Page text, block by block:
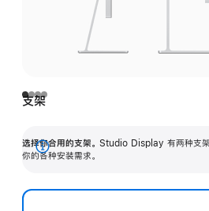
支架
选择你合用的支架。 Studio Display 有两种支架
你的各种安装需求。
展